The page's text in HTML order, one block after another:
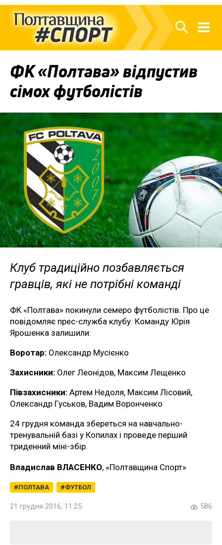
ФК «Полтава» відпустив
сімох футболістів
Клуб традиційно позбавляється
гравців, які не потрібні команді
ФК «Полтава» покинули семеро футболістів. Про це
повідомляє прес-служба клубу. Команду Юрія
Ярошенка залишили:
Воротар: Олександр Мусієнко
Захисники: Олег Леонідов, Максим Лещенко
Півзахисники: Артем Недоля, Максим Лісовий,
Олександр Гуськов, Вадим Воронченко
24 грудня команда збереться на навчально-
тренувальній базі у Копилах і проведе перший
триденний міні-збір.
Владислав ВЛАСЕНКО, «Полтавщина Спорт»
ПОЛТАВА ФУТБОЛ
21 грудня 2016, 11:25 586